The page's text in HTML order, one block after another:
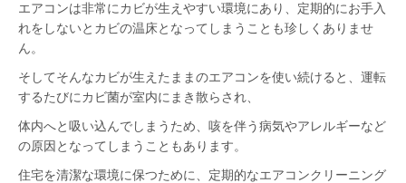
エアコンは非常にカビが生えやすい環境にあり、定期的にお手入
れをしないとカビの温床となってしまうことも珍しくありませ
ん。
そしてそんなカビが生えたままのエアコンを使い続けると、運転
するたびにカビ菌が室内にまき散らされ、
体内へと吸い込んでしまうため、咳を伴う病気やアレルギーなど
の原因となってしまうこともあります。
住宅を清潔な環境に保つために、定期的なエアコンクリーニング